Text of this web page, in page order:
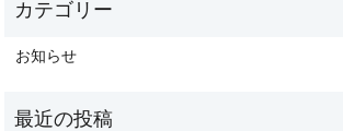
お知らせ